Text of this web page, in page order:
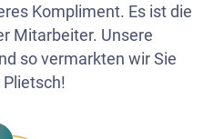
Kompliment. Es ist die
Mitarbeiter. Unsere
so vermarkten wir Sie